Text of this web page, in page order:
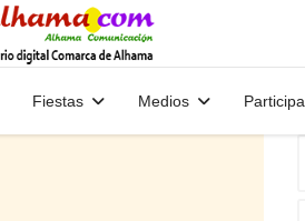
Fiestas Medios Participa